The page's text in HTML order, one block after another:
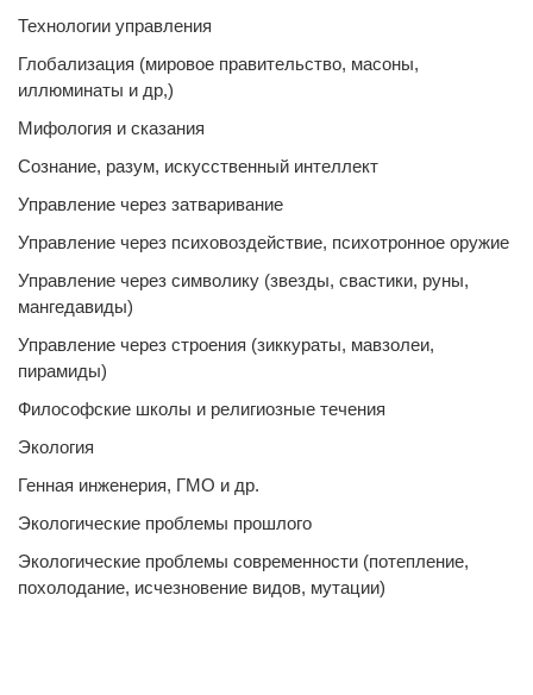
Технологии управления
Глобализация (мировое правительство, масоны,
иллюминаты и др,)
Мифология и сказания
Сознание, разум, искусственный интеллект
Управление через затваривание
Управление через психовоздействие, психотронное оружие
Управление через символику (звезды, свастики, руны,
мангедавиды)
Управление через строения (зиккураты, мавзолеи,
пирамиды)
Философские школы и религиозные течения
Экология
Генная инженерия, ГМО и др.
Экологические проблемы прошлого
Экологические проблемы современности (потепление,
похолодание, исчезновение видов, мутации)